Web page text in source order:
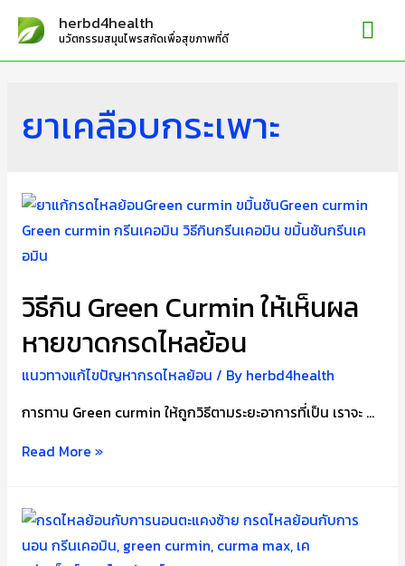
herbd4health
นวัตกรรมสมุนไพรสกัดเพื่อสุขภาพที่ดี
ยาเคลือบกระเพาะ
วิธีกิน Green Curmin ให้เห็นผล
หายขาดกรดไหลย้อน
แนวทางแก้ไขปัญหากรดไหลย้อน / By herbd4health
การทาน Green curmin ให้ถูกวิธีตามระยะอาการที่เป็น เราจะ …
วิธี
Curmin
ให้
Read More »